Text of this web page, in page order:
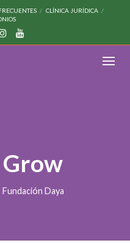
CLÍNICA JURÍDICA
Daya